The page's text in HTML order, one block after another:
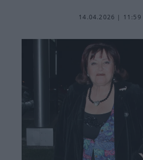
14.04.2026 | 11:59